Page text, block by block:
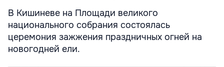
В Кишиневе на Площади великого
национального собрания состоялась
церемония зажжения праздничных огней на
новогодней ели.